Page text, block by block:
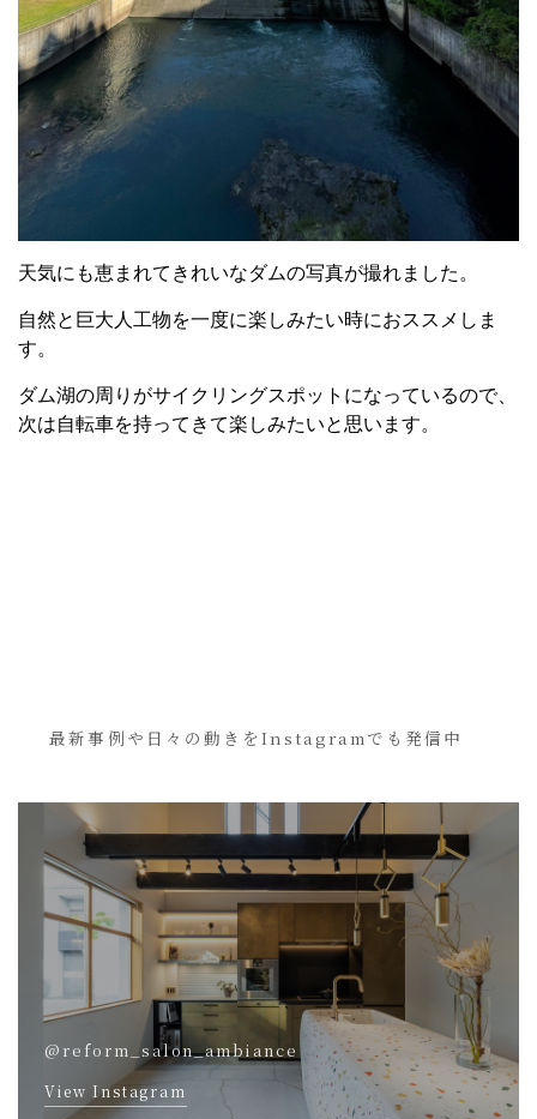
天気にも恵まれてきれいなダムの写真が撮れました。
自然と巨大人工物を一度に楽しみたい時におススメしま
す。
ダム湖の周りがサイクリングスポットになっているので、
次は自転車を持ってきて楽しみたいと思います。
最新事例や日々の動きをInstagramでも発信中
@reform_salon_ambiance
View Instagram